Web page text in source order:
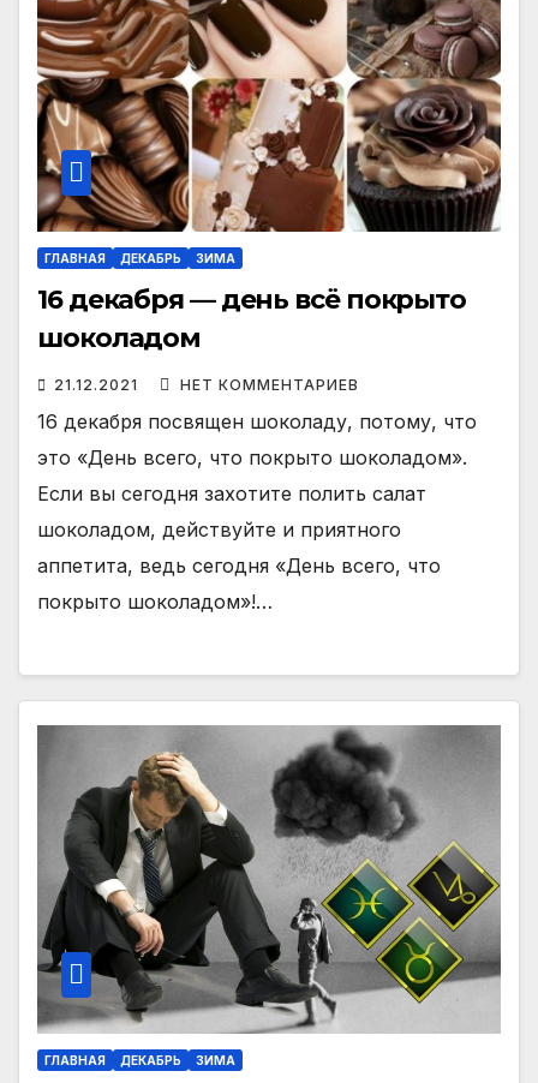
ГЛАВНАЯ ДЕКАБРЬ ЗИМА
16 декабря — день всё покрыто
шоколадом
21.12.2021 НЕТ КОММЕНТАРИЕВ
16 декабря посвящен шоколаду, потому, что
это «День всего, что покрыто шоколадом».
Если вы сегодня захотите полить салат
шоколадом, действуйте и приятного
аппетита, ведь сегодня «День всего, что
покрыто шоколадом»!…
ГЛАВНАЯ ДЕКАБРЬ ЗИМА